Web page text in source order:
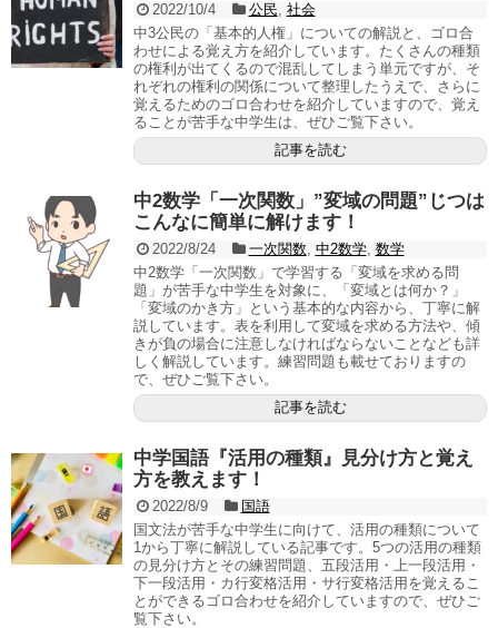
2022/10/4 公民, 社会
中3公民の「基本的人権」についての解説と、ゴロ合
わせによる覚え方を紹介しています。たくさんの種類
の権利が出てくるので混乱してしまう単元ですが、そ
れぞれの権利の関係について整理したうえで、さらに
覚えるためのゴロ合わせを紹介していますので、覚え
ることが苦手な中学生は、ぜひご覧下さい。
記事を読む
中2数学「一次関数」”変域の問題”じつは
こんなに簡単に解けます！
2022/8/24 一次関数, 中2数学, 数学
中2数学「一次関数」で学習する「変域を求める問
題」が苦手な中学生を対象に、「変域とは何か？」
「変域のかき方」という基本的な内容から、丁寧に解
説しています。表を利用して変域を求める方法や、傾
きが負の場合に注意しなければならないことなども詳
しく解説しています。練習問題も載せておりますの
で、ぜひご覧下さい。
記事を読む
中学国語『活用の種類』見分け方と覚え
方を教えます！
2022/8/9
国語
国文法が苦手な中学生に向けて、活用の種類について
1から丁寧に解説している記事です。5つの活用の種類
の見分け方とその練習問題、五段活用・上一段活用・
下一段活用・カ行変格活用・サ行変格活用を覚えるこ
とができるゴロ合わせを紹介していますので、ぜひご
覧下さい。